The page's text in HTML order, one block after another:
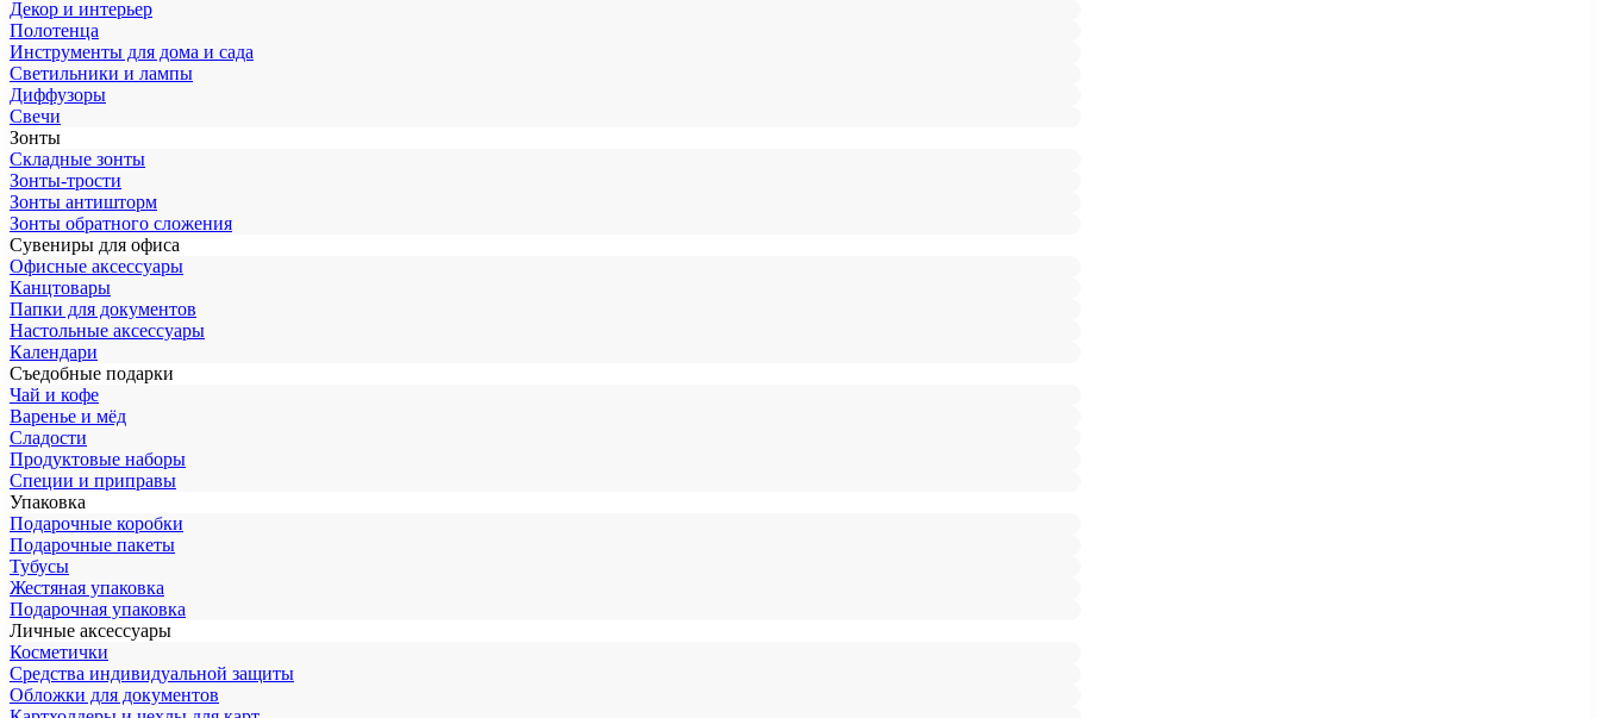
Декор и интерьер
Полотенца
Инструменты для дома и сада
Светильники и лампы
Диффузоры
Свечи
Зонты
Складные зонты
Зонты-трости
Зонты антишторм
Зонты обратного сложения
Сувениры для офиса
Офисные аксессуары
Канцтовары
Папки для документов
Настольные аксессуары
Календари
Съедобные подарки
Чай и кофе
Варенье и мёд
Сладости
Продуктовые наборы
Специи и приправы
Упаковка
Подарочные коробки
Подарочные пакеты
Тубусы
Жестяная упаковка
Подарочная упаковка
Личные аксессуары
Косметички
Средства индивидуальной защиты
Обложки для документов